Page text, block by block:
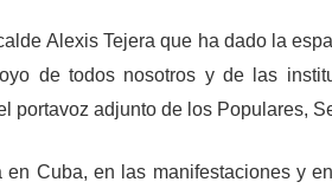
Alexis Tejera que ha dado la
de todos nosotros y de las
portavoz adjunto de los Populares,
Cuba, en las manifestaciones y